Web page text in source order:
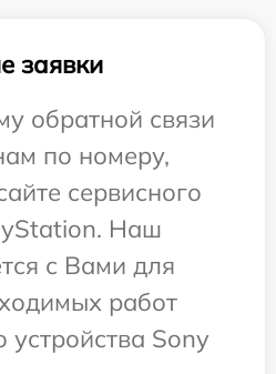
заявки
обратной связи
по номеру,
сервисного
Наш
с Вами для
работ
Sony